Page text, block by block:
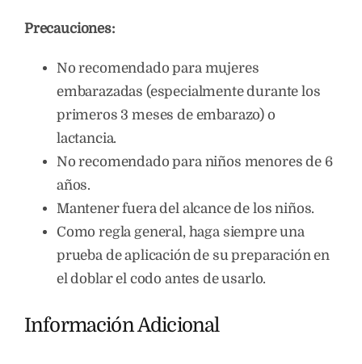
Precauciones:
No recomendado para mujeres
embarazadas (especialmente durante los
primeros 3 meses de embarazo) o
lactancia.
No recomendado para niños menores de 6
años.
Mantener fuera del alcance de los niños.
Como regla general, haga siempre una
prueba de aplicación de su preparación en
el doblar el codo antes de usarlo.
Información Adicional